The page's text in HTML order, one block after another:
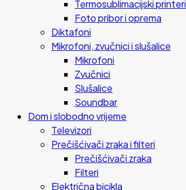
Termosublimacijski printeri
Foto pribor i oprema
Diktafoni
Mikrofoni, zvučnici i slušalice
Mikrofoni
Zvučnici
Slušalice
Soundbar
Dom i slobodno vrijeme
Televizori
Prečišćivači zraka i filteri
Prečišćivači zraka
Filteri
Električna bicikla